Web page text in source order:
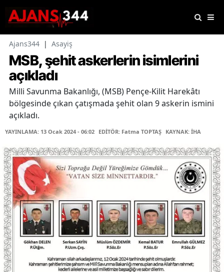
Ajans344 | Asayiş
MSB, şehit askerlerin isimlerini
açıkladı
Milli Savunma Bakanlığı, (MSB) Pençe-Kilit Harekâtı
bölgesinde çıkan çatışmada şehit olan 9 askerin ismini
açıkladı.
YAYINLAMA: 13 Ocak 2024 - 06:02 EDİTÖR: Fatma TOPTAŞ KAYNAK: İHA